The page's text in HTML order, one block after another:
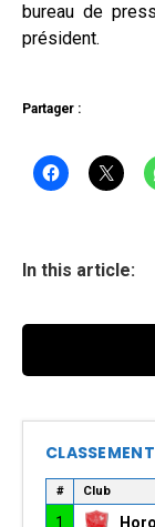
bureau de
président.
Partager :
In this article:
# Club
1